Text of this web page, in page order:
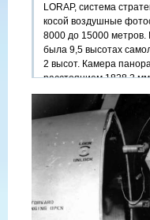
LORAP, система
косой воздушные
8000 до 15000 метров.
была 9,5 высотах
2 высот. Камера
расстоянием 1828,2
градусов в
направлению полета.
30 °. Сканирование
рассчитывается от
левой или с правой
пилота. Максимальное
метров 127 мм
на три-четыре
мобильные